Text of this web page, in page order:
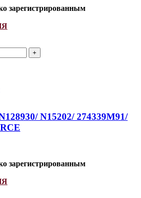
зарегистрированным
N15202/ 274339M91/
зарегистрированным